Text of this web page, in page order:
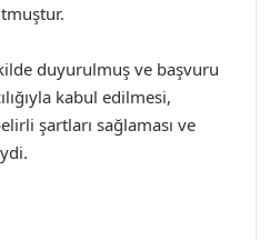
duyurulmuş ve başvuru
kabul edilmesi,
şartları sağlaması ve